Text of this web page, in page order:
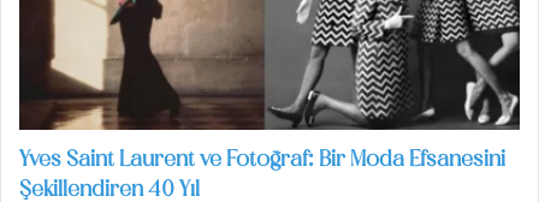
Yves Saint Laurent ve Fotoğraf: Bir Moda Efsanesini
Şekillendiren 40 Yıl